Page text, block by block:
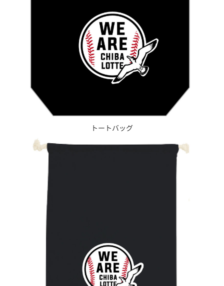
トートバッグ